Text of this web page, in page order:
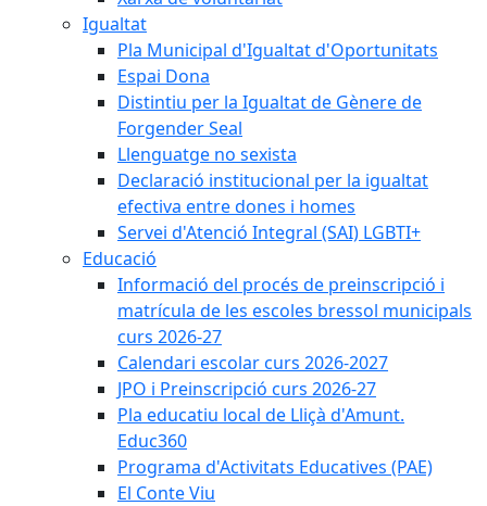
Igualtat
Pla Municipal d'Igualtat d'Oportunitats
Espai Dona
Distintiu per la Igualtat de Gènere de
Forgender Seal
Llenguatge no sexista
Declaració institucional per la igualtat
efectiva entre dones i homes
Servei d'Atenció Integral (SAI) LGBTI+
Educació
Informació del procés de preinscripció i
matrícula de les escoles bressol municipals
curs 2026-27
Calendari escolar curs 2026-2027
JPO i Preinscripció curs 2026-27
Pla educatiu local de Lliçà d'Amunt.
Educ360
Programa d'Activitats Educatives (PAE)
El Conte Viu